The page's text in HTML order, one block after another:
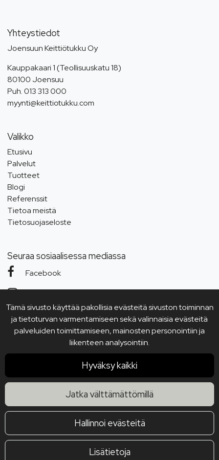
Tämä sivusto käyttää pakollisia evästeitä sivuston toiminnan
ja tietoturvan varmentamiseen sekä valinnaisia evästeitä
palveluiden toimittamiseen, mainosten personointiin ja
liikenteen analysointiin.
Hyväksy kaikki
Jatka välttämättömillä
Hallinnoi evästeitä
Lisätietoja
Yhteystiedot
Joensuun Keittiötukku Oy
Kauppakaari 1 (Teollisuuskatu 18)
80100 Joensuu
Puh.013 313 000
myynti@keittiotukku.com
Valikko
Etusivu
Palvelut
Tuotteet
Blogi
Referenssit
Tietoa meistä
Tietosuojaseloste
Seuraa sosiaalisessa mediassa
Facebook
YouTube